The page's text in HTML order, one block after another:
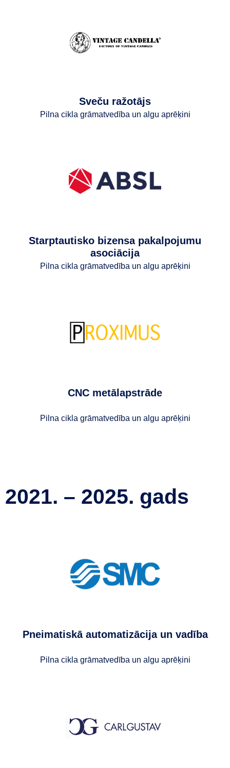
Sveču ražotājs
Pilna cikla grāmatvedība un algu aprēķini
Starptautisko bizensa pakalpojumu
asociācija
Pilna cikla grāmatvedība un algu aprēķini
CNC metālapstrāde
Pilna cikla grāmatvedība un algu aprēķini
2021. – 2025. gads
Pneimatiskā automatizācija un vadība
Pilna cikla grāmatvedība un algu aprēķini